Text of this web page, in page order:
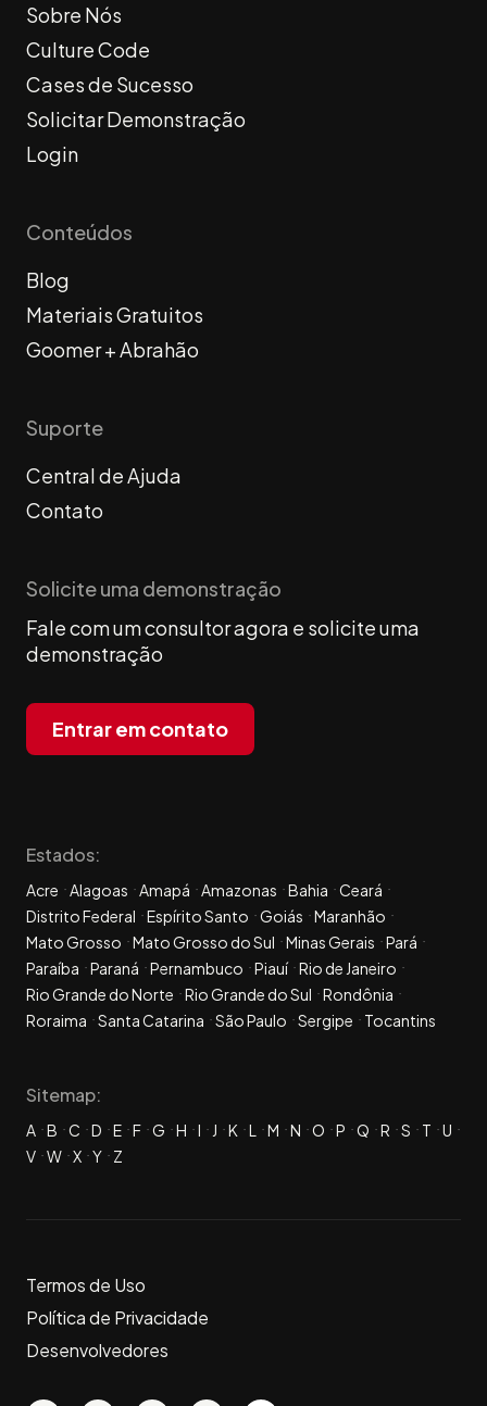
Sobre Nós
Culture Code
Cases de Sucesso
Solicitar Demonstração
Login
Conteúdos
Blog
Materiais Gratuitos
Goomer + Abrahão
Suporte
Central de Ajuda
Contato
Solicite uma demonstração
Fale com um consultor agora e solicite uma
demonstração
Entrar em contato
Estados:
Acre Alagoas Amapá Amazonas Bahia
Ceará
Distrito Federal
Espírito Santo Goiás
Maranhão
Mato Grosso
Mato Grosso do Sul Minas Gerais
Pará
Paraíba
Paraná Pernambuco Piauí Rio de Janeiro
Rio Grande do Norte
Rio Grande do Sul
Rondônia
Roraima
Santa Catarina São Paulo Sergipe Tocantins
Sitemap:
A B C D E F G H I J K L M N O P Q R S T
U
V W X Y Z
Termos de Uso
Política de Privacidade
Desenvolvedores